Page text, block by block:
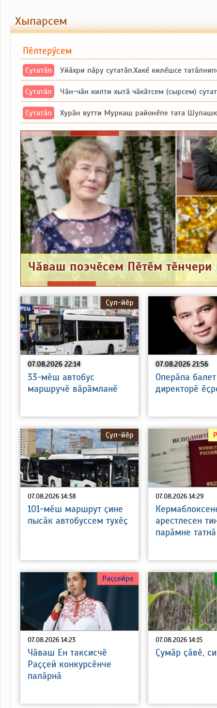
Хыпарсем
Пӗлтерӳсем
Сутатӑп Уйăхри пăру сутатăп.Хакĕ килĕшсе
Сутатӑп Чăн-чăн килти хытă чăкăтсем (сырсем) сутатпăр. Вĕсене мăн пыршă
Сутатӑп Хурăн вутти Муркаш районĕпе тата Шупашкар районĕнчи Ишлей
07.08.2026 22:14
Ҫул-йӗр
33-мӗш автобус
маршручӗ вӑрӑмланӗ
07.08.2026 21:56
Оперӑпа
директорӗ
07.08.2026 14:38
Ҫул-йӗр
101-мӗш маршрут ҫине
пысӑк автобуссем тухӗҫ
07.08.2026 14:29
арестлесен
парӑмне татнӑ
07.08.2026 14:23
Раҫҫейре
Чӑваш Ен таксисчӗ
Раҫҫей конкурсӗнче
палӑрнӑ
07.08.2026 14:15
Ҫумӑр ҫӑвӗ,